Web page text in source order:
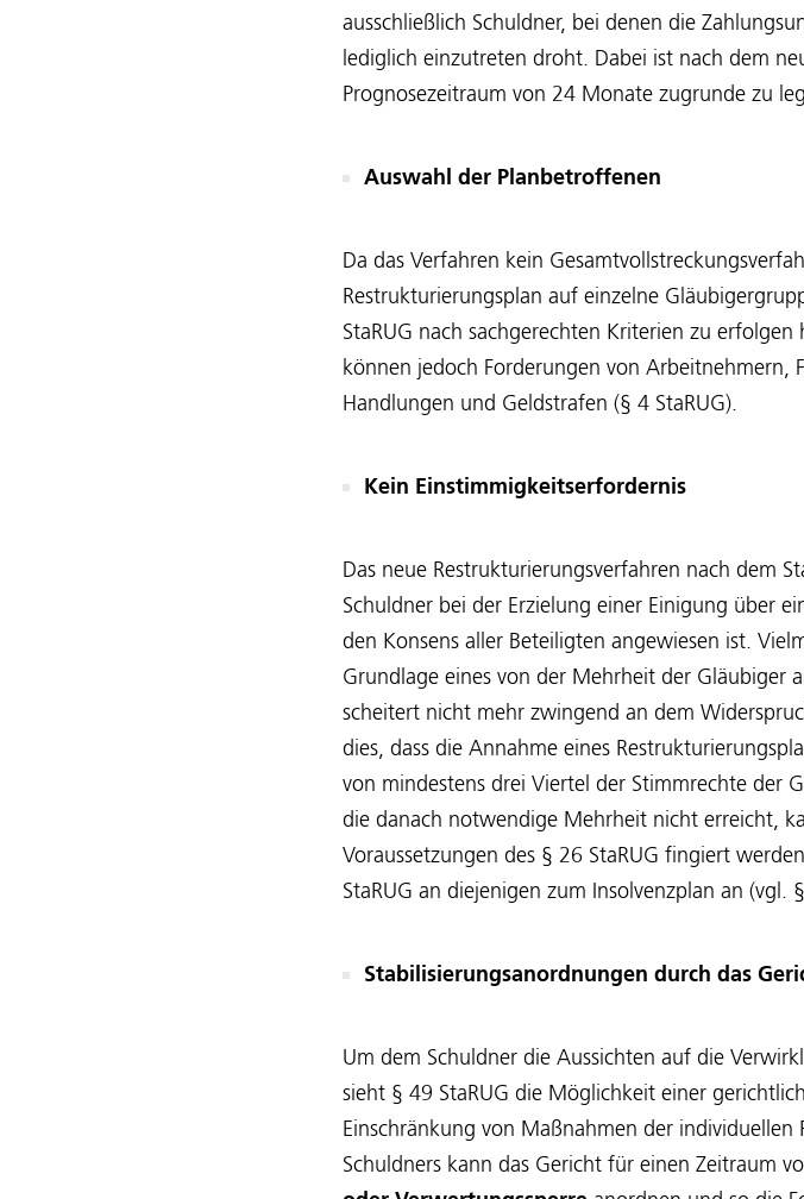
ausschließlich Schuldner, bei denen die
lediglich einzutreten droht. Dabei ist nach dem
Prognosezeitraum von 24 Monate zugrunde zu
Auswahl der Planbetroffenen
Da das Verfahren kein
Restrukturierungsplan auf einzelne
StaRUG nach sachgerechten Kriterien zu
können jedoch Forderungen von Arbeitnehmern,
Handlungen und Geldstrafen (§ 4 StaRUG).
Kein Einstimmigkeitserfordernis
Das neue Restrukturierungsverfahren nach dem
Schuldner bei der Erzielung einer Einigung über
den Konsens aller Beteiligten angewiesen ist.
Grundlage eines von der Mehrheit der Gläubiger
scheitert nicht mehr zwingend an dem
dies, dass die Annahme eines
von mindestens drei Viertel der Stimmrechte der
die danach notwendige Mehrheit nicht erreicht,
Voraussetzungen des § 26 StaRUG fingiert
StaRUG an diejenigen zum Insolvenzplan an (vgl.
Stabilisierungsanordnungen durch das
Um dem Schuldner die Aussichten auf die
sieht § 49 StaRUG die Möglichkeit einer
Einschränkung von Maßnahmen der
Schuldners kann das Gericht für einen Zeitraum